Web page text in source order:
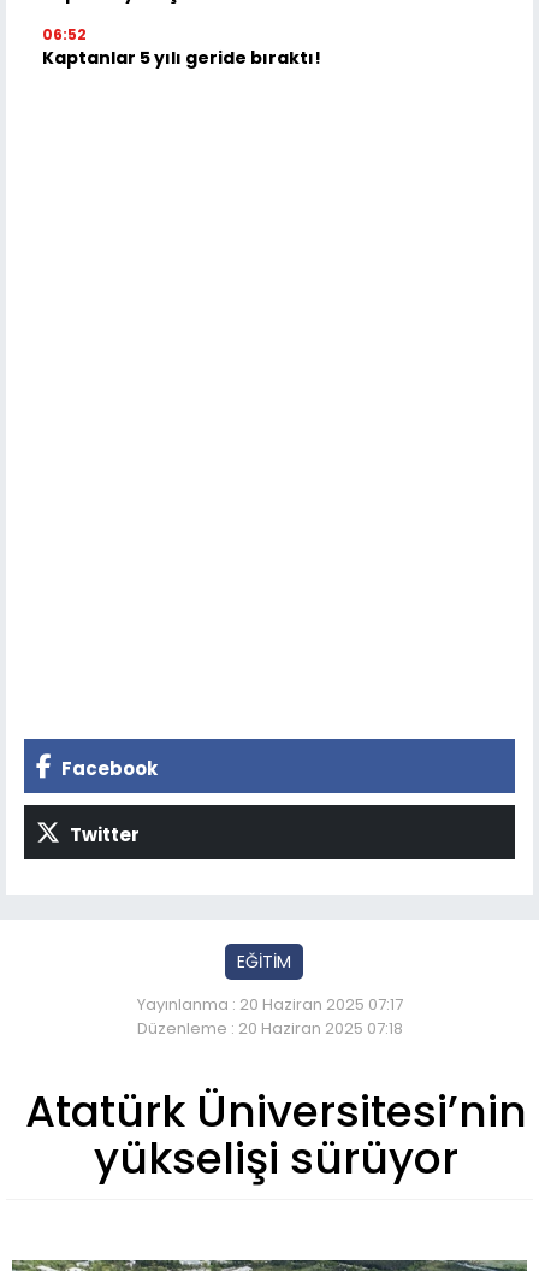
06:52
Kaptanlar 5 yılı geride bıraktı!
Facebook
Twitter
EĞİTİM
Yayınlanma : 20 Haziran 2025 07:17
Düzenleme : 20 Haziran 2025 07:18
Atatürk Üniversitesi’nin
yükselişi sürüyor